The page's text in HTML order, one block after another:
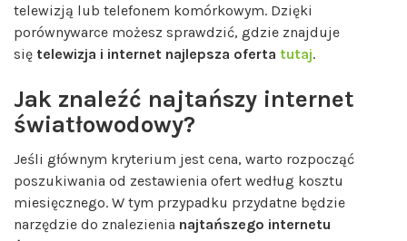
telewizją lub telefonem komórkowym. Dzięki
porównywarce możesz sprawdzić, gdzie znajduje
się telewizja i internet najlepsza oferta tutaj.
Jak znaleźć najtańszy internet
światłowodowy?
Jeśli głównym kryterium jest cena, warto rozpocząć
poszukiwania od zestawienia ofert według kosztu
miesięcznego. W tym przypadku przydatne będzie
narzędzie do znalezienia najtańszego internetu